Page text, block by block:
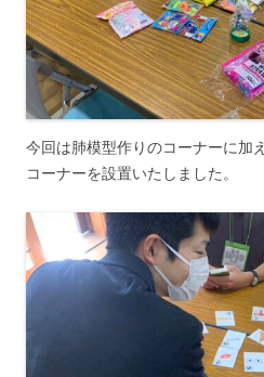
今回は肺模型作りのコーナーに加
コーナーを設置いたしました。